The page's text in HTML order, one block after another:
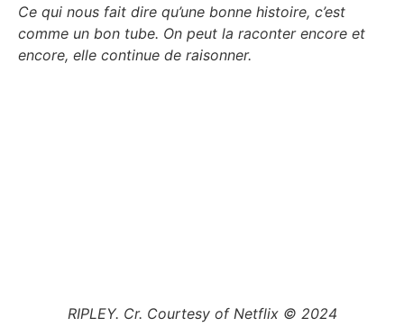
Ce qui nous fait dire qu’une bonne histoire, c’est
comme un bon tube. On peut la raconter encore et
encore, elle continue de raisonner.
RIPLEY. Cr. Courtesy of Netflix © 2024